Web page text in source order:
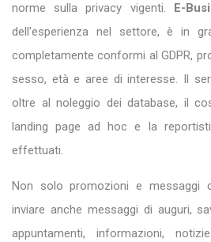
norme sulla privacy vigenti. E-
dell'esperienza nel settore, è in
completamente conformi al GDPR,
sesso, età e aree di interesse. Il
oltre al noleggio dei database, il
landing page ad hoc e la
effettuati.
Non solo promozioni e messaggi
inviare anche messaggi di auguri,
appuntamenti, informazioni,